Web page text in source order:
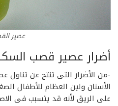
عصير
أضرار عصير قصب
-من الأضرار التى تنتج عن
الأسنان ولين العظام للأطفال
على الريق لأنه قد يتسبب فى